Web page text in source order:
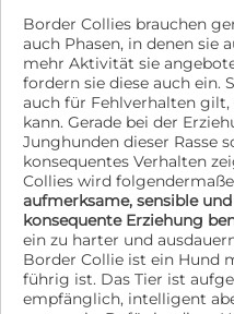
Border Collies brauchen
auch Phasen, in denen sie
mehr Aktivität sie
fordern sie diese auch ein.
auch für Fehlverhalten
kann. Gerade bei der
Junghunden dieser Rasse
konsequentes Verhalten
Collies wird
aufmerksame, sensible
konsequente Erziehung
ein zu harter und
Border Collie ist ein Hund
führig ist. Das Tier ist
empfänglich, intelligent